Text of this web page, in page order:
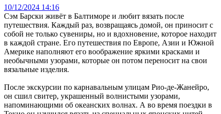
10/12/2024 14:16
Сэм Барски живёт в Балтиморе и любит вязать после
путешествия. Каждый раз, возвращаясь домой, он приносит с
собой не только сувениры, но и вдохновение, которое находит
в каждой стране. Его путешествия по Европе, Азии и Южной
Америке наполняют его воображение яркими красками и
необычными узорами, которые он потом переносит на свои
вязальные изделия.
После экскурсии по карнавальным улицам Рио-де-Жанейро,
он сшил свитер, украшенный волнистыми узорами,
напоминающими об океанских волнах. А во время поездки в